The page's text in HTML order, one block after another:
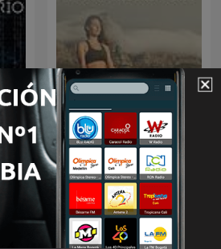
Música de Relajación para
DORMIR